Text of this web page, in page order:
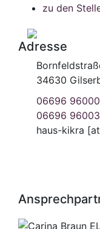
zu den
Adresse
34630
06696 96000
06696
haus-kikra